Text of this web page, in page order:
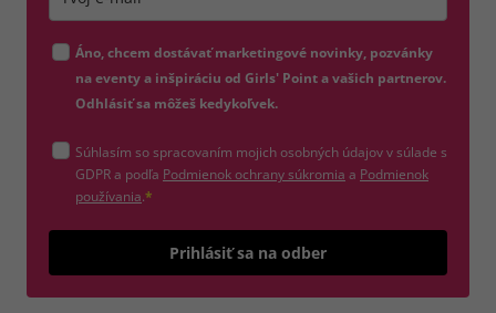
Áno, chcem dostávať marketingové novinky, pozvánky
na eventy a inšpiráciu od Girls' Point a vašich partnerov.
Odhlásiť sa môžeš kedykoľvek.
Súhlasím so spracovaním mojich osobných údajov v súlade s
GDPR a podľa Podmienok ochrany súkromia (otvorí sa v novom okne)
a Podmienok
používania(otvorí sa v novom okne)
.*
Prihlásiť sa na odber